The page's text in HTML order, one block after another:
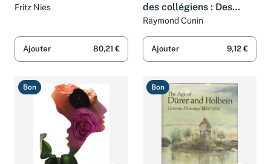
Fritz Nies
Ajouter 80,21 €
des collégiens : Des
constats aux
perspectives didactiques
Raymond Cunin
Ajouter 9,12 €
Bon Bon